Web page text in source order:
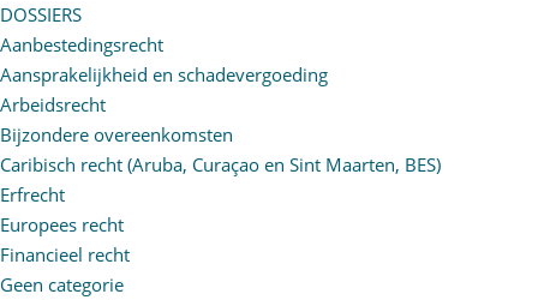
DOSSIERS
Aanbestedingsrecht
Aansprakelijkheid en schadevergoeding
Arbeidsrecht
Bijzondere overeenkomsten
Caribisch recht (Aruba, Curaçao en Sint Maarten, BES)
Erfrecht
Europees recht
Financieel recht
Geen categorie